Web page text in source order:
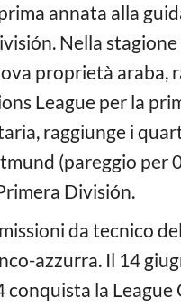
annata alla
Nella
proprietà
League per la
raggiunge i
(pareggio per
División.
da tecnico
azzurra. Il 14
la